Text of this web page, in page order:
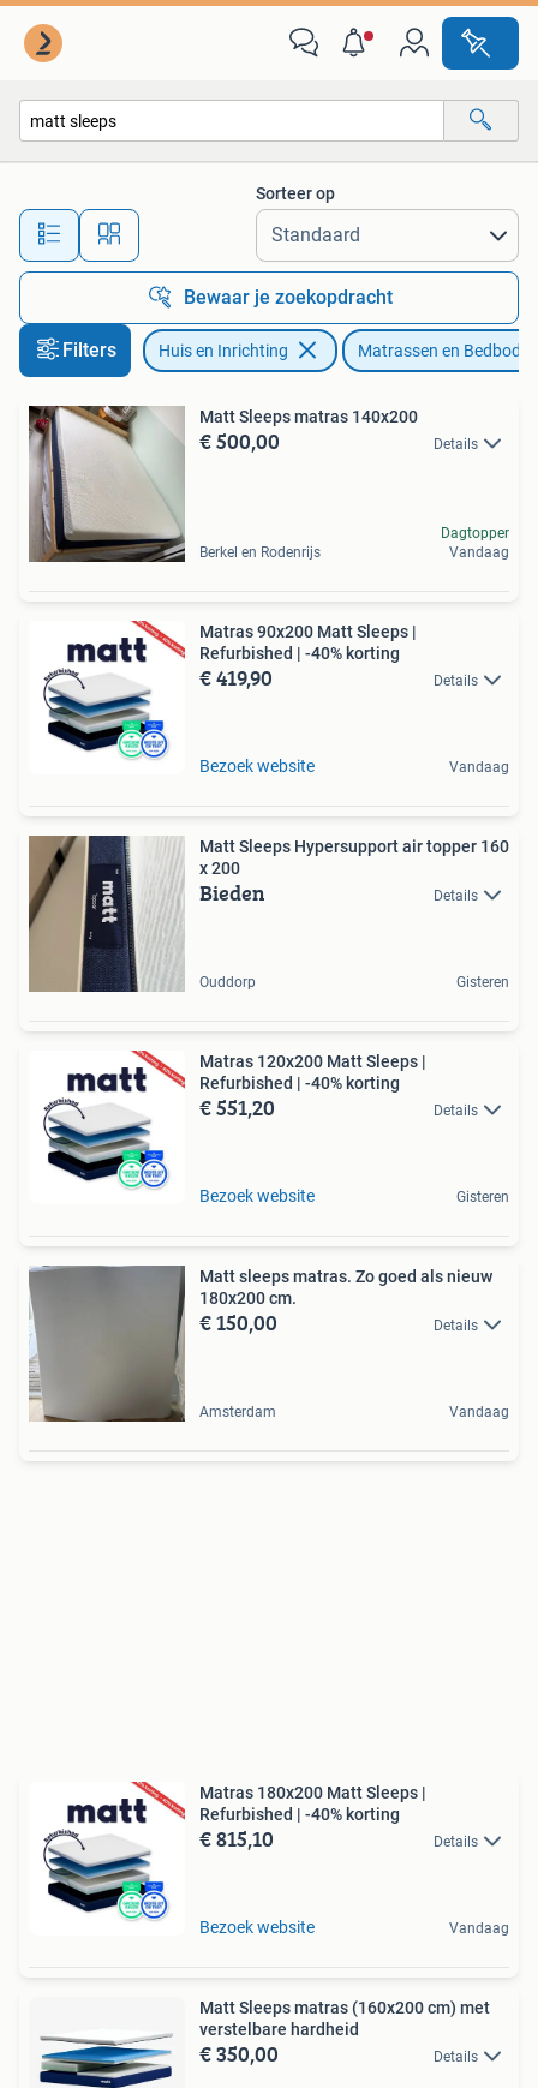
Alle afstanden…
Sorteer op
Bewaar je zoekopdracht
Filters Huis en Inrichting Matrassen en
Matt Sleeps matras 140x200
€ 500,00 Details
Berkel en Rodenrijs
Dagtopper
Vandaag
Matras 90x200 Matt Sleeps |
Refurbished | -40% korting
€ 419,90 Details
Bezoek website Vandaag
Matt Sleeps Hypersupport air topper 160
x 200
Bieden Details
Ouddorp Gisteren
Matras 120x200 Matt Sleeps |
Refurbished | -40% korting
€ 551,20 Details
Bezoek website Gisteren
Matt sleeps matras. Zo goed als nieuw
180x200 cm.
€ 150,00 Details
Amsterdam Vandaag
Matras 180x200 Matt Sleeps |
Refurbished | -40% korting
€ 815,10 Details
Bezoek website Vandaag
Matt Sleeps matras (160x200 cm) met
verstelbare hardheid
€ 350,00 Details